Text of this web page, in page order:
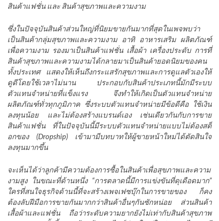
สินค้าแฟชั่น และ สินค้าสุขภาพและความงาม
ซึ่งในปัจจุบันสินค้าส่วนใหญ่ที่นิยมขายกันมากที่สุดในเพจพบว่า
เป็นสินค้ากลุ่มสุขภาพและความงาม อาทิ อาหารเสริม ผลิตภัณฑ์
เพื่อความงาม รองมาเป็นสินค้าแฟชั่น เสื้อผ้า เครื่องประดับ การที่
สินค้าสุขภาพและความงามได้กลายมาเป็นสินค้ายอดนิยมของคน
ทั้งประเทศ แสดงให้เห็นถึงกระแสรักสุขภาพและการดูแลตัวเองให้
ดูดีโดยใช้เวลาไม่นาน ประกอบกับสินค้าประเภทนี้มักมีระบบ
ตัวแทนจำหน่ายที่แข็งแรง จึงทำให้เกิดเป็นตัวแทนจำหน่าย
ผลิตภัณฑ์ทั่วทุกภูมิภาค ซึ่งระบบตัวแทนจำหน่ายมีข้อดีคือ ใช้เงิน
ลงทุนน้อย และไม่ต้องสร้างแบรนด์เอง เช่นเดียวกันกับการขาย
สินค้าแฟชั่น ที่ในปัจจุบันนี้มีระบบตัวแทนจำหน่ายแบบไม่ต้องสต็
อกของ (Dropship) เข้ามามีบทบาทให้ผู้ขายหน้าใหม่ได้ตัดสินใจ
ลงทุนมากขึ้น
จะเห็นได้ว่าลูกค้ามีความต้องการซื้อในสินค้าเพื่อสุขภาพและความ
งามสูง ในขณะที่ด้านหนึ่ง “การตลาดนี้มีการแข่งขันที่ดุเดือดมาก”
ใครที่สนใจธุรกิจด้านนี้ที่จะสร้างเพจเฟซบุ๊กในการขายของ ก็คง
ต้องลับฝีมือการขายกันมากกว่าสินค้าอื่นๆกันซักหน่อย ส่วนสินค้า
เสื้อผ้าและแฟชั่น ถือว่าระดับความยากยังไม่เท่ากับสินค้าสุขภาพ